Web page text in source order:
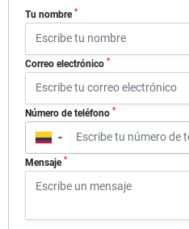
Tu nombre *
Correo electrónico *
Número de teléfono *
▼
Mensaje *